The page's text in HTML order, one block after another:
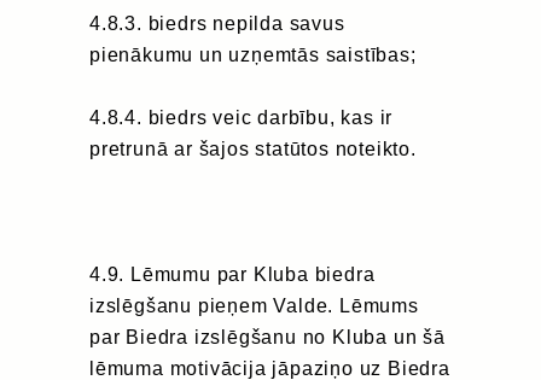
4.8.3. biedrs nepilda savus
pienākumu un uzņemtās saistības;
4.8.4. biedrs veic darbību, kas ir
pretrunā ar šajos statūtos noteikto.
4.9. Lēmumu par Kluba biedra
izslēgšanu pieņem Valde. Lēmums
par Biedra izslēgšanu no Kluba un šā
lēmuma motivācija jāpaziņo uz Biedra